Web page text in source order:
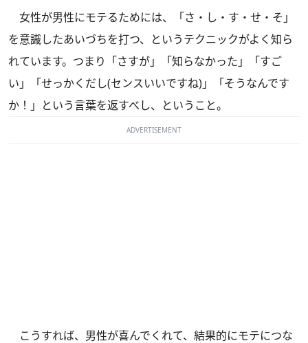
女性が男性にモテるためには、「さ・し・す・せ・そ」
を意識したあいづちを打つ、というテクニックがよく知ら
れています。つまり「さすが」「知らなかった」「すご
い」「せっかくだし(センスいいですね)」「そうなんです
か！」という言葉を返すべし、ということ。
ADVERTISEMENT
こうすれば、男性が喜んでくれて、結果的にモテにつな